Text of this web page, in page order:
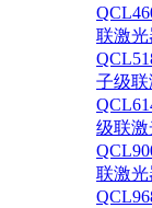
联激光
子级联
级联激
联激光